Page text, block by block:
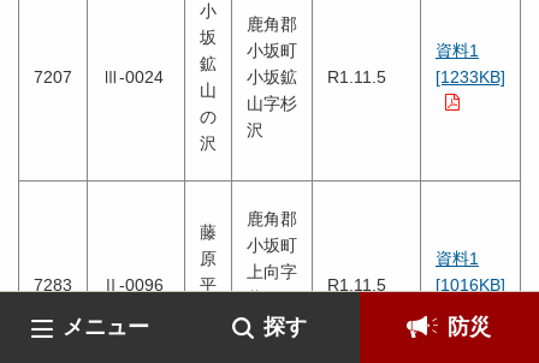
メニュー 探す 防災
7207 Ⅲ-0024
小
坂
鉱
山
の
沢
鹿角郡
小坂町
小坂鉱
山字杉
沢
R1.11.5
資料1
[1233KB]
7283 Ⅱ-0096
藤
原
平
鹿角郡
小坂町
上向字
藤原及
び滝ノ
R1.11.5
資料1
[1016KB]